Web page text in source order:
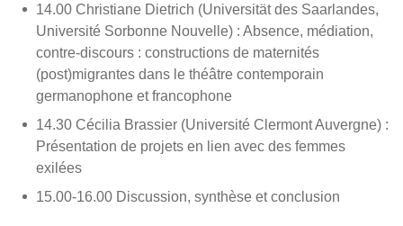
14.00 Christiane Dietrich (Universität des Saarlandes,
Université Sorbonne Nouvelle) : Absence, médiation,
contre-discours : constructions de maternités
(post)migrantes dans le théâtre contemporain
germanophone et francophone
14.30 Cécilia Brassier (Université Clermont Auvergne) :
Présentation de projets en lien avec des femmes
exilées
15.00-16.00 Discussion, synthèse et conclusion